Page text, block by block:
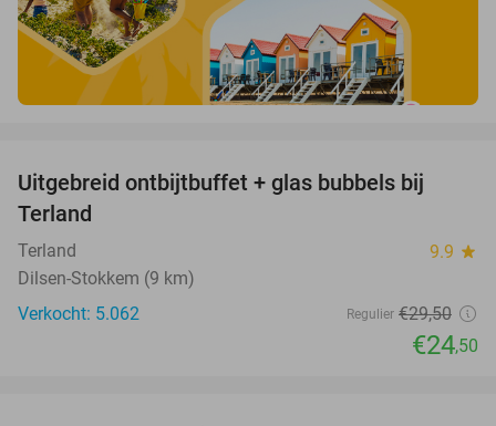
Uitgebreid ontbijtbuffet + glas bubbels bij
Terland
Terland 9.9 star
Dilsen-Stokkem (9 km)
Verkocht: 5.062
Regulier €29,50
€24,50